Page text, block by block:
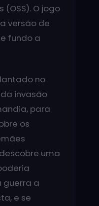
O jogo
versão de
fundo a
no
invasão
para
os
uma
guerra a
e se